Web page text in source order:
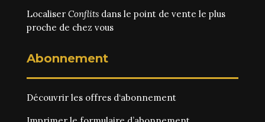
Localiser Conflitsdans le point de vente le plus
proche de chez vous
Abonnement
Découvrir les offres d‘abonnement